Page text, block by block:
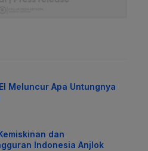
Meluncur Apa Untungnya
dan
Indonesia Anjlok